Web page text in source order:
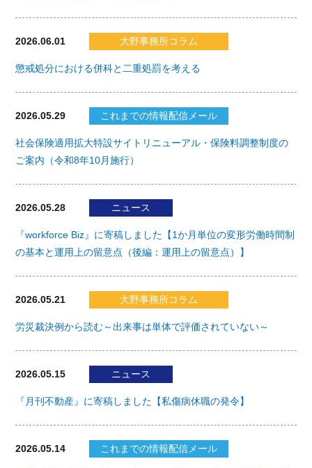
2026.06.01 大野事務所コラム
懲戒処分における併科と二重処罰を考える
2026.05.29 これまでの情報配信メール
社会保険適用拡大特設サイトリニューアル・保険料調整制度の
ご案内（令和8年10月施行）
2026.05.28 ニュース
『workforce Biz』に寄稿しました【1か月単位の変形労働時間制
の基本と運用上の留意点（後編：運用上の留意点）】
2026.05.21 大野事務所コラム
労災裁決例から読む～出来事は単体で評価されていない～
2026.05.15 ニュース
『月刊不動産』に寄稿しました【私傷病休職の発令】
2026.05.14 これまでの情報配信メール